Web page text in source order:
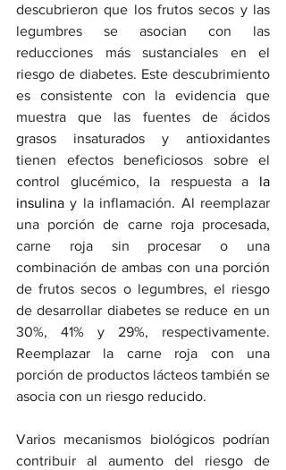
descubrieron que los frutos secos y las
legumbres se asocian con las
reducciones más sustanciales en el
riesgo de diabetes. Este descubrimiento
es consistente con la evidencia que
muestra que las fuentes de ácidos
grasos insaturados y antioxidantes
tienen efectos beneficiosos sobre el
control glucémico, la respuesta a la
insulina y la inflamación. Al reemplazar
una porción de carne roja procesada,
carne roja sin procesar o una
combinación de ambas con una porción
de frutos secos o legumbres, el riesgo
de desarrollar diabetes se reduce en un
30%, 41% y 29%, respectivamente.
Reemplazar la carne roja con una
porción de productos lácteos también se
asocia con un riesgo reducido.
Varios mecanismos biológicos podrían
contribuir al aumento del riesgo de